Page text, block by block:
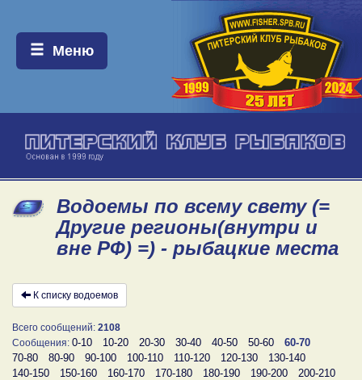
Меню:
Меню
Водоемы по всему свету (=
Другие регионы(внутри и
вне РФ) =) - рыбацкие места
К списку водоемов
Всего сообщений: 2108
Сообщения: 0-10 10-20 20-30 30-40 40-50 50-60
60-70
70-80
80-90 90-100 100-110 110-120 120-130
130-140
140-150
150-160 160-170 170-180 180-190 190-200
200-210